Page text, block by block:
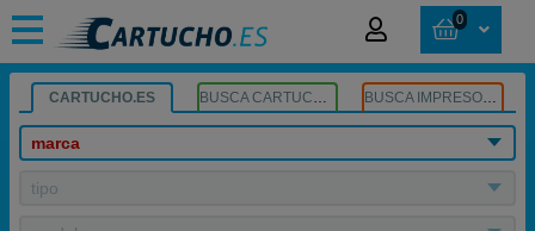
0
CARTUCHO.ES BUSCA CARTUCHOS BUSCA IMPRESORA
marca
tipo